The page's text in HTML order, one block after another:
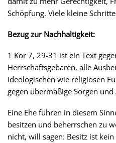
Schöpfung. Viele kleine
Bezug zur Nachhaltigkeit:
1 Kor 7, 29-31 ist ein Text
Herrschaftsgebaren, alle
ideologischen wie religiösen
gegen übermäßige Sorgen und
Eine Ehe führen in diesem
besitzen und beherrschen zu
nicht, will sagen: Besitz ist